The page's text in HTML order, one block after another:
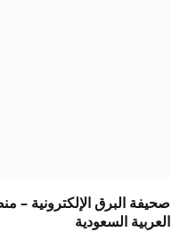
صحيفة البرق الإلكترونية –
العربية السعودية